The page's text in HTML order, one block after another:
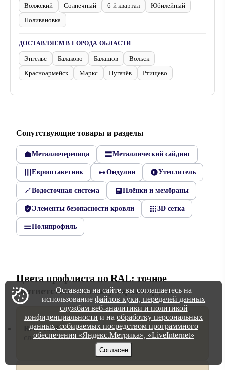
Волжский
Солнечный 6-й квартал
Юбилейный
Поливановка
ДОСТАВЛЯЕМ В ГОРОДА ОБЛАСТИ
Энгельс Балаково Балашов
Вольск
Красноармейск
Маркс Пугачёв Ртищево
Сопутствующие товары и разделы
Металлочерепица Металлический сайдинг
Евроштакетник Ондулин Утеплитель
Водосточная система Плёнки и мембраны
Элементы безопасности кровли 3D сетка
Полипрофиль
Цвета профлиста по RAL: точное
соответствие эталону гарантируем
RAL 1014
слоновая кость
Оставаясь на сайте, вы соглашаетесь на
использованиефайлов куки, передачей данных
службам веб-аналитики и политикой
конфиденциальности и наобработку персональных
данных, собираемых посредством программного
обеспечения «Яндекс.Метрика», «LiveInternet»
Согласен